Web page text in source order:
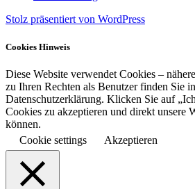
Stolz präsentiert von WordPress
Cookies Hinweis
Diese Website verwendet Cookies –
zu Ihren Rechten als Benutzer finden Sie
Datenschutzerklärung. Klicken Sie auf
Cookies zu akzeptieren und direkt unsere
können.
Cookie settings
Akzeptieren